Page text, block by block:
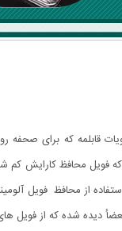
قابلمه که برای صحفه
فویل محافظ کارایش کم
از محافظ فویل
دیده شده که از فویل